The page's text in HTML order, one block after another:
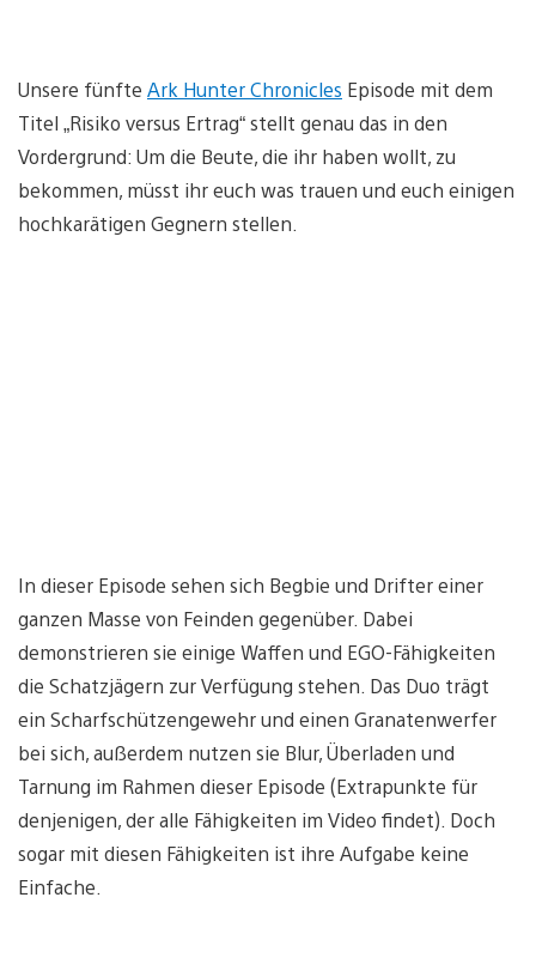
Unsere fünfte Ark Hunter Chronicles Episode mit dem
Titel „Risiko versus Ertrag“ stellt genau das in den
Vordergrund: Um die Beute, die ihr haben wollt, zu
bekommen, müsst ihr euch was trauen und euch einigen
hochkarätigen Gegnern stellen.
In dieser Episode sehen sich Begbie und Drifter einer
ganzen Masse von Feinden gegenüber. Dabei
demonstrieren sie einige Waffen und EGO-Fähigkeiten
die Schatzjägern zur Verfügung stehen. Das Duo trägt
ein Scharfschützengewehr und einen Granatenwerfer
bei sich, außerdem nutzen sie Blur, Überladen und
Tarnung im Rahmen dieser Episode (Extrapunkte für
denjenigen, der alle Fähigkeiten im Video findet). Doch
sogar mit diesen Fähigkeiten ist ihre Aufgabe keine
Einfache.